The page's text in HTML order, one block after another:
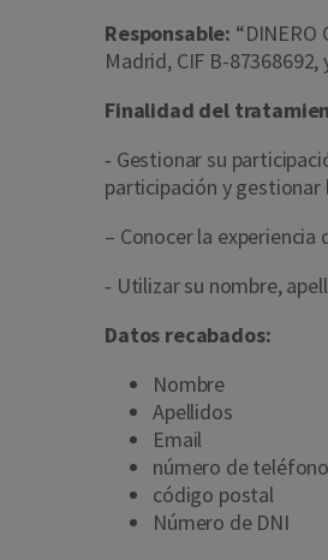
Responsable:
Madrid, CIF B-
Finalidad del
‐ Gestionar su
participación y gestionar
– Conocer la
‐ Utilizar su nombre,
Datos recabados:
Nombre
Apellidos
Email
número de teléfono
código postal
Número de DNI